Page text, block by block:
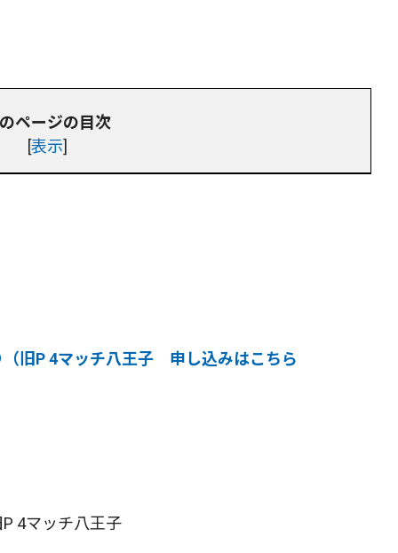
ページの目次
[表示]
旧P 4マッチ八王子 申し込みはこちら
4マッチ八王子